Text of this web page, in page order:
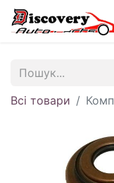
Всі товари